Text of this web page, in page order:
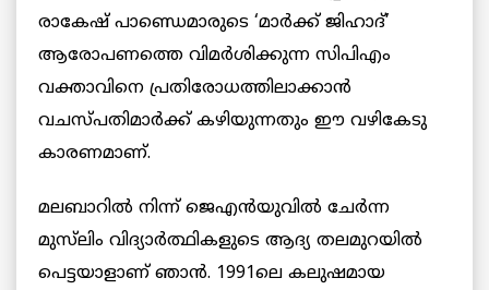
രാകേഷ് പാണ്ഡെമാരുടെ ‘മാർക്ക് ജിഹാദ്’
ആരോപണത്തെ വിമര്‍ശിക്കുന്ന സിപിഎം
വക്താവിനെ പ്രതിരോധത്തിലാക്കാന്‍
വചസ്പതിമാര്‍ക്ക് കഴിയുന്നതും ഈ വഴികേടു
കാരണമാണ്.
മലബാറില്‍ നിന്ന് ജെഎൻയുവില്‍ ചേര്‍ന്ന
മുസ്‌ലിം വിദ്യാർത്ഥികളുടെ ആദ്യ തലമുറയിൽ
പെട്ടയാളാണ് ഞാൻ. 1991ലെ കലുഷമായ